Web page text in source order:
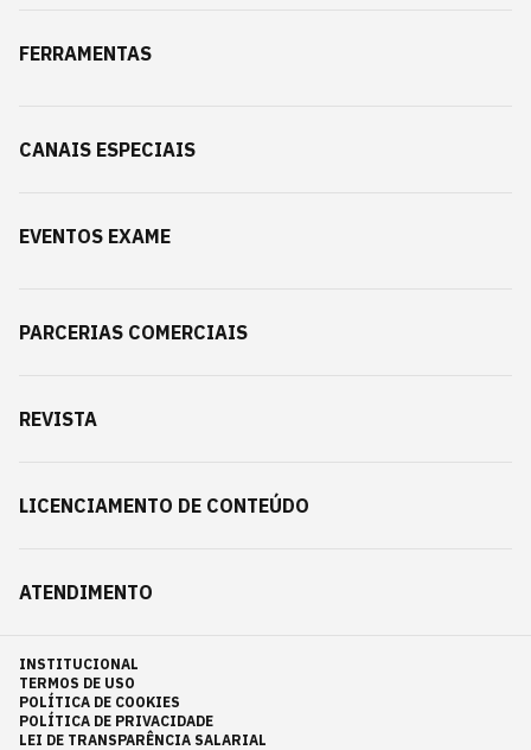
FERRAMENTAS
CANAIS ESPECIAIS
EVENTOS EXAME
PARCERIAS COMERCIAIS
REVISTA
LICENCIAMENTO DE CONTEÚDO
ATENDIMENTO
INSTITUCIONAL
TERMOS DE USO
POLÍTICA DE COOKIES
POLÍTICA DE PRIVACIDADE
LEI DE TRANSPARÊNCIA SALARIAL